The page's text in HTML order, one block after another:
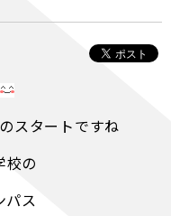
スタートですね
校の
パス